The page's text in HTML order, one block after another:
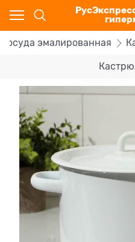
Посуда эмалированная